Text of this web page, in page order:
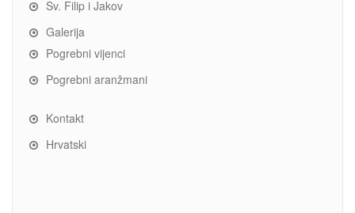
Sv. Filip i Jakov
Galerija
Pogrebni vijenci
Pogrebni aranžmani
Kontakt
Hrvatski